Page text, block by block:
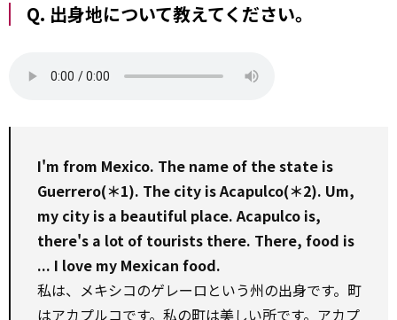
Q. 出身地について教えてください。
I'm from Mexico. The name of the state is
Guerrero(＊1). The city is Acapulco(＊2). Um,
my city is a beautiful place. Acapulco is,
there's a lot of tourists there. There, food is
... I love my Mexican food.
私は、メキシコのゲレーロという州の出身です。町
はアカプルコです。私の町は美しい所です。アカプ